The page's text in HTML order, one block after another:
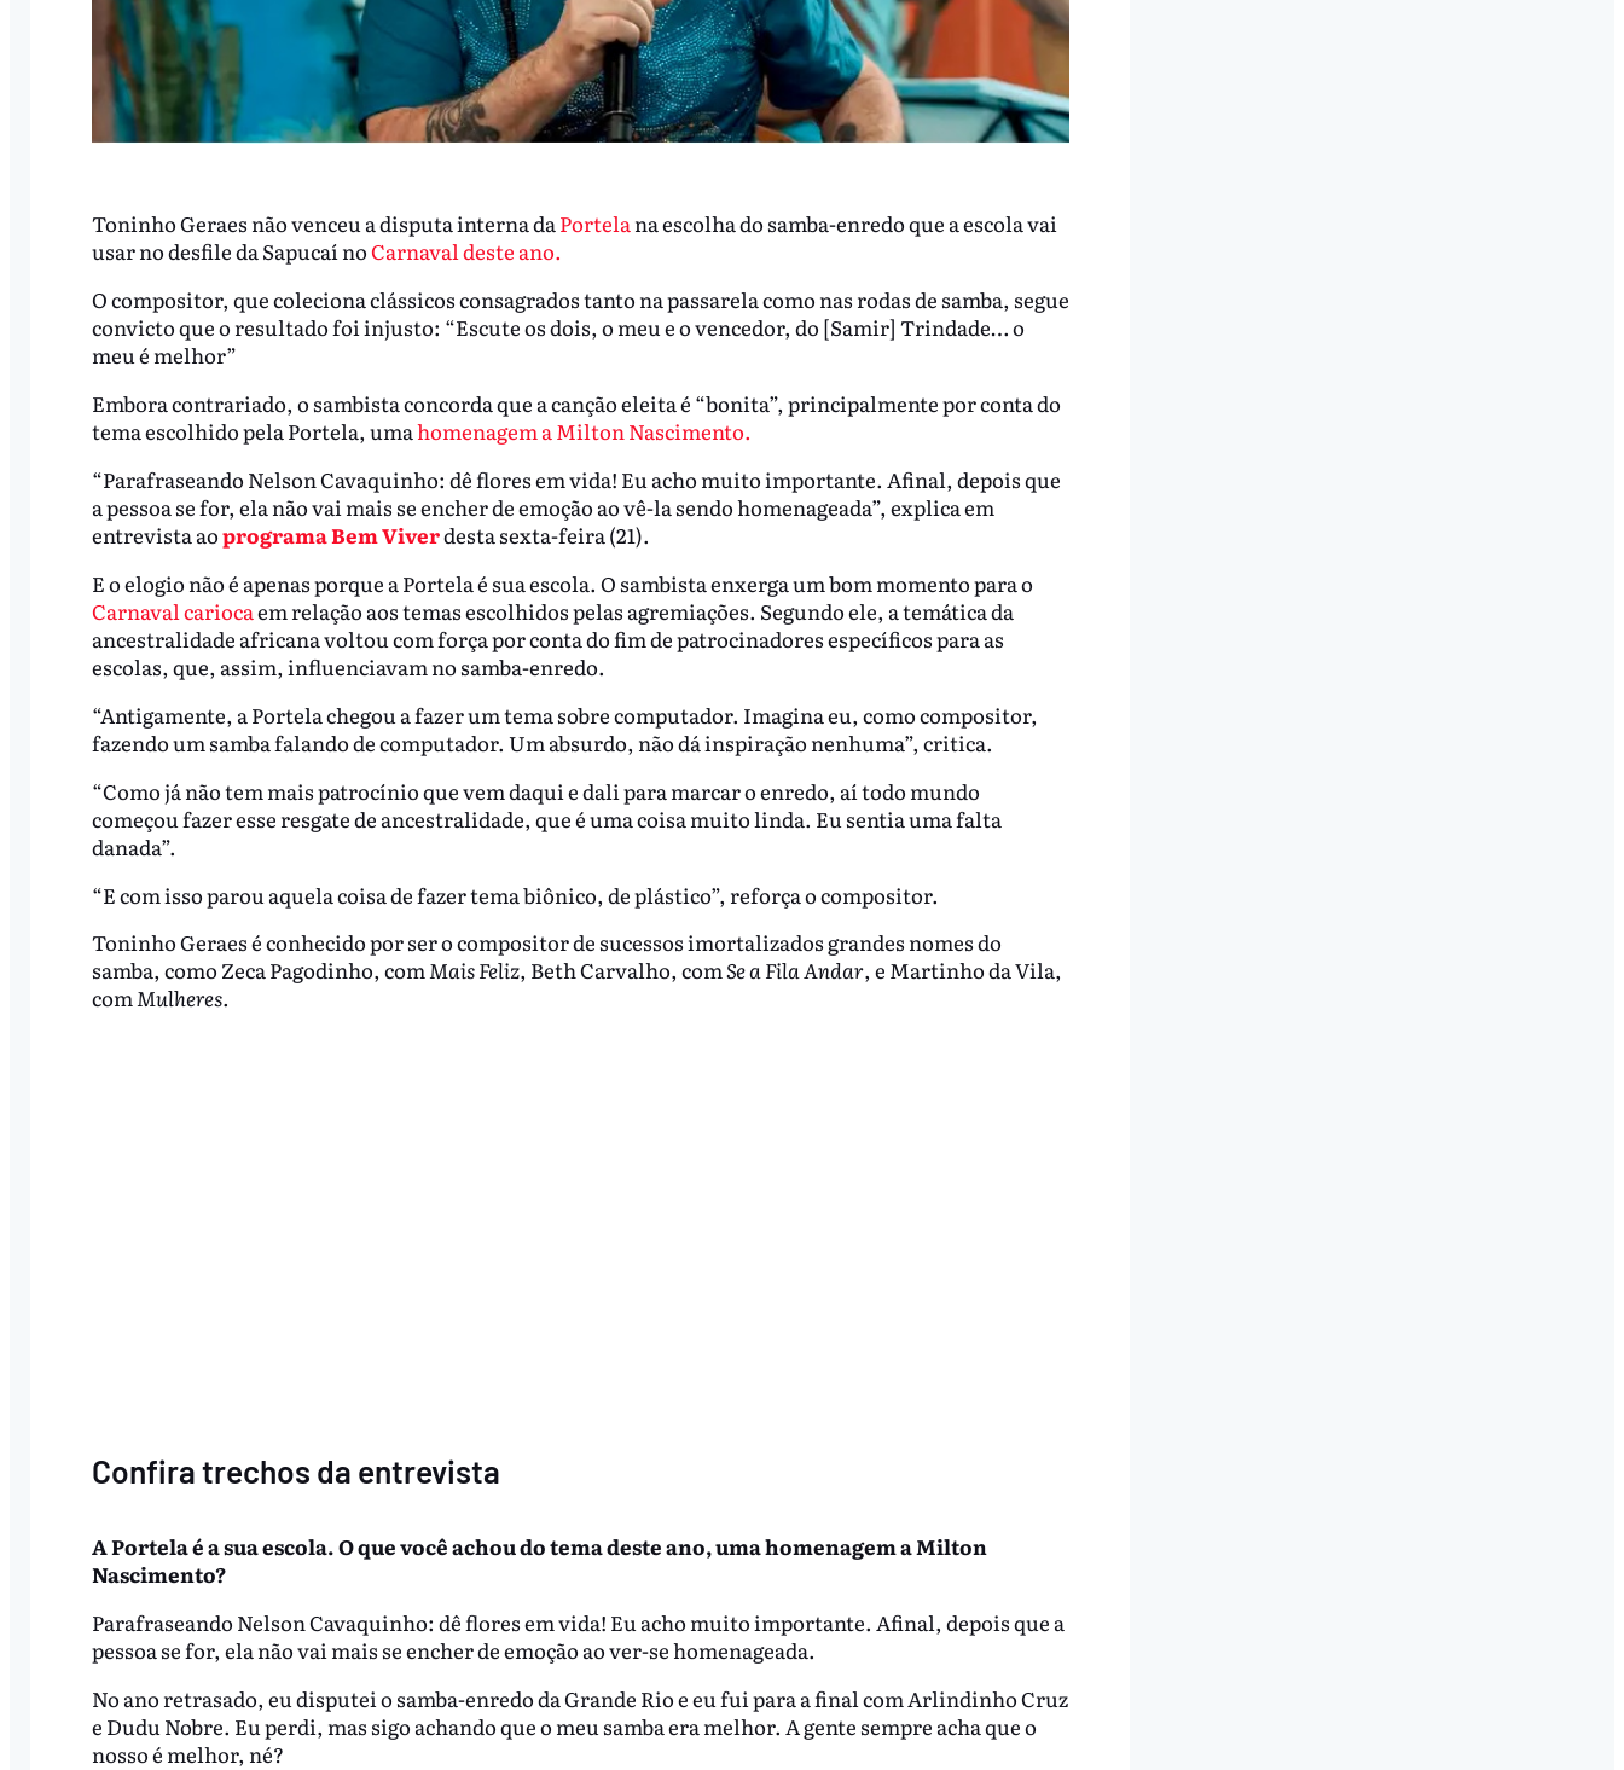
Toninho Geraes não venceu a disputa interna daPortelana escolha do samba-enredo que a escola vai
usar no desfile da Sapucaí noCarnaval deste ano.
O compositor, que coleciona clássicos consagrados tanto na passarela como nas rodas de samba, segue
convicto que o resultado foi injusto: “Escute os dois, o meu e o vencedor, do [Samir] Trindade… o
meu é melhor”
Embora contrariado, o sambista concorda que a canção eleita é “bonita”, principalmente por conta do
tema escolhido pela Portela, umahomenagem a Milton Nascimento.
“Parafraseando Nelson Cavaquinho: dê flores em vida! Eu acho muito importante. Afinal, depois que
a pessoa se for, ela não vai mais se encher de emoção ao vê-la sendo homenageada”, explica em
entrevista aoprograma Bem Viverdesta sexta-feira (21).
E o elogio não é apenas porque a Portela é sua escola. O sambista enxerga um bom momento para o
Carnaval cariocaem relação aos temas escolhidos pelas agremiações. Segundo ele, a temática da
ancestralidade africana voltou com força por conta do fim de patrocinadores específicos para as
escolas, que, assim, influenciavam no samba-enredo.
“Antigamente, a Portela chegou a fazer um tema sobre computador. Imagina eu, como compositor,
fazendo um samba falando de computador. Um absurdo, não dá inspiração nenhuma”, critica.
“Como já não tem mais patrocínio que vem daqui e dali para marcar o enredo, aí todo mundo
começou fazer esse resgate de ancestralidade, que é uma coisa muito linda. Eu sentia uma falta
danada”.
“E com isso parou aquela coisa de fazer tema biônico, de plástico”, reforça o compositor.
Toninho Geraes é conhecido por ser o compositor de sucessos imortalizados grandes nomes do
samba, como Zeca Pagodinho, comMais Feliz, Beth Carvalho, comSe a Fila Andar, e Martinho da Vila,
comMulheres.
Confira trechos da entrevista
A Portela é a sua escola. O que você achou do tema deste ano, uma homenagem a Milton
Nascimento?
Parafraseando Nelson Cavaquinho: dê flores em vida! Eu acho muito importante. Afinal, depois que a
pessoa se for, ela não vai mais se encher de emoção ao ver-se homenageada.
No ano retrasado, eu disputei o samba-enredo da Grande Rio e eu fui para a final com Arlindinho Cruz
e Dudu Nobre. Eu perdi, mas sigo achando que o meu samba era melhor. A gente sempre acha que o
nosso é melhor, né?